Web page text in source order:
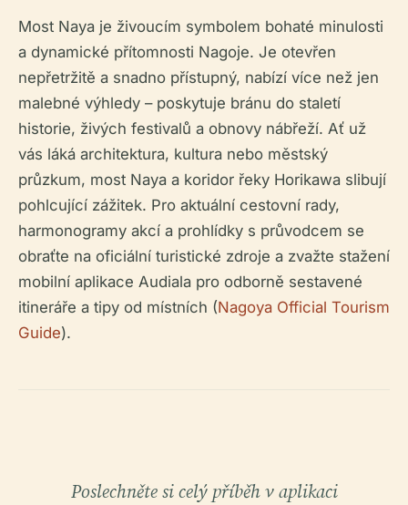
Most Naya je živoucím symbolem bohaté minulosti
a dynamické přítomnosti Nagoje. Je otevřen
nepřetržitě a snadno přístupný, nabízí více než jen
malebné výhledy – poskytuje bránu do staletí
historie, živých festivalů a obnovy nábřeží. Ať už
vás láká architektura, kultura nebo městský
průzkum, most Naya a koridor řeky Horikawa slibují
pohlcující zážitek. Pro aktuální cestovní rady,
harmonogramy akcí a prohlídky s průvodcem se
obraťte na oficiální turistické zdroje a zvažte stažení
mobilní aplikace Audiala pro odborně sestavené
itineráře a tipy od místních (Nagoya Official Tourism
Guide).
Poslechněte si celý příběh v aplikaci